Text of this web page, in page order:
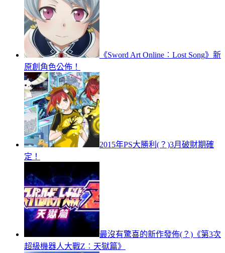
《Sword Art Online︰Lost Song》新
原創角色公佈！
2015年PS大勝利(？)3月破財期確
定！
最沒有驚喜的新作發佈(？)《第3次
超級機器人大戰Z︰天獄篇》